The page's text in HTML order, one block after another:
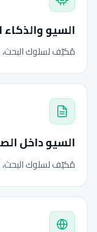
السيو
مُكيّف لسلوك البحث،
السيو داخل
مُكيّف لسلوك البحث،